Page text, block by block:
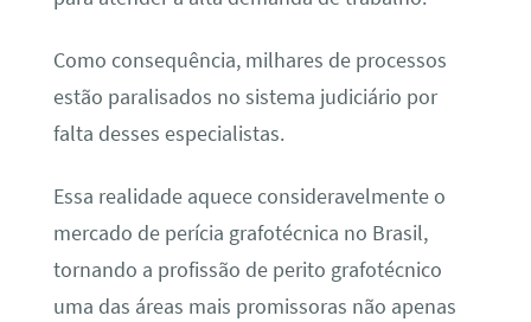
Como consequência, milhares de processos
estão paralisados no sistema judiciário por
falta desses especialistas.
Essa realidade aquece consideravelmente o
mercado de perícia grafotécnica no Brasil,
tornando a profissão de perito grafotécnico
uma das áreas mais promissoras não apenas